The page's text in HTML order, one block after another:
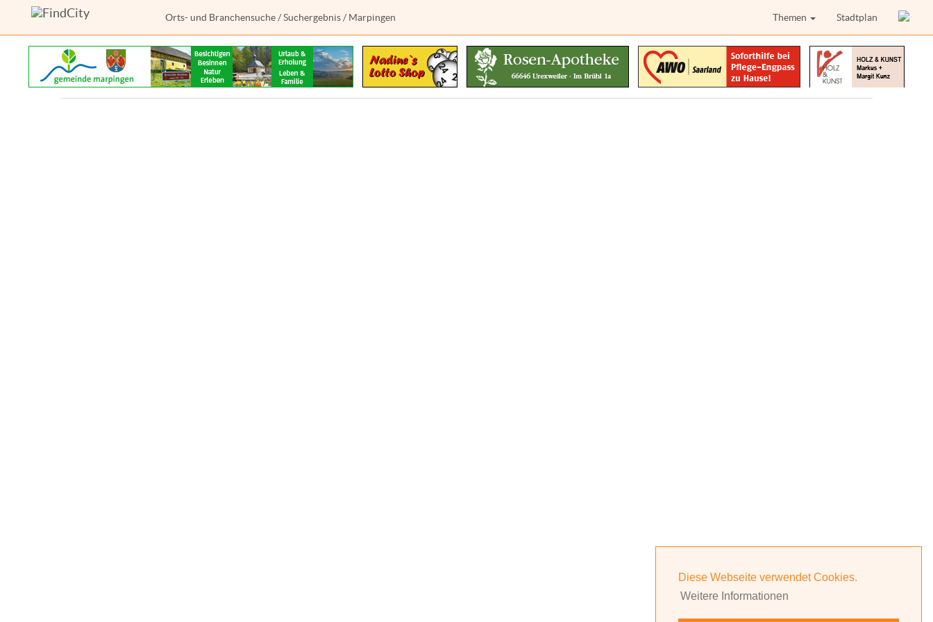
Diese Webseite verwendet Cookies.
Weitere Informationen
Orts- und Branchensuche /Suchergebnis / Marpingen Themen Stadtplan